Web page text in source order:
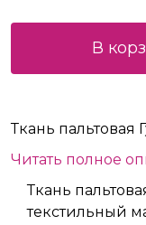
В
Ткань пальтовая
Читать полное
Ткань
текстильный